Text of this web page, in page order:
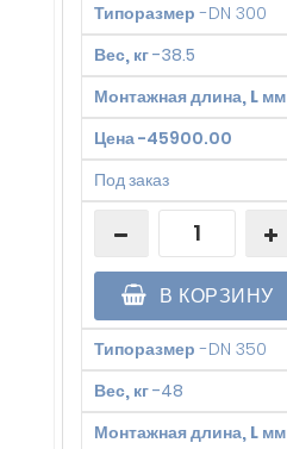
Типоразмер -DN 300
Вес, кг-38.5
Монтажная длина, L мм
Цена-45900.00
Под заказ
В КОРЗИНУ
Типоразмер -DN 350
Вес, кг-48
Монтажная длина, L мм